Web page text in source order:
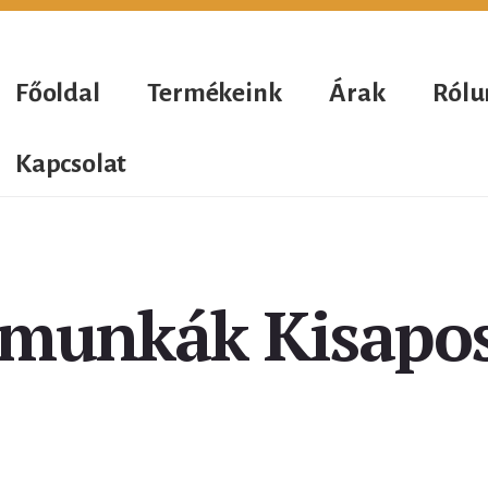
Főoldal Termékeink Árak
Kapcsolat